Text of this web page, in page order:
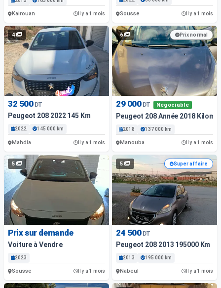
Kairouan Il y a 1 mois Sousse Il y a 1 mois
4
32 500 DT
Peugeot 208 2022 145 Km
2022 145 000 km
Mahdia Il y a 1 mois
6 Prix normal
29 000 DT Négociable
Peugeot 208 Année 2018
2018 137 000 km
Manouba Il y a 1 mois
5
Prix sur demande
Voiture à Vendre
2023
Sousse Il y a 1 mois
5 Super affaire
24 500 DT
Peugeot 208 2013 195000 Km
2013 195 000 km
Nabeul Il y a 1 mois